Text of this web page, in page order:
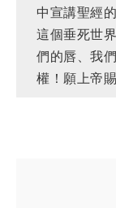
中宣講聖經
這個垂死世
們的唇、我
權！願上帝